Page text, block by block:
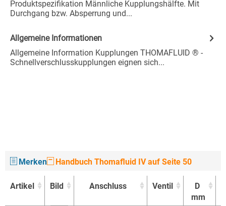
Produktspezifikation Männliche Kupplungshälfte. Mit
Durchgang bzw. Absperrung und...
Allgemeine Informationen
Allgemeine Information Kupplungen THOMAFLUID ® -
Schnellverschlusskupplungen eignen sich...
Merken Handbuch Thomafluid IV auf Seite 50
Artikel Bild Anschluss Ventil
D
mm